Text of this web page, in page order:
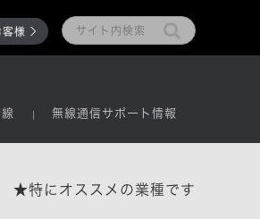
客様
線 無線通信サポート情報
★特にオススメの業種です